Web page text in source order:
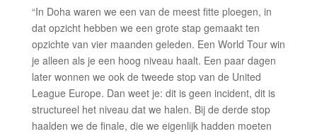
“In Doha waren we een van de meest fitte ploegen, in
dat opzicht hebben we een grote stap gemaakt ten
opzichte van vier maanden geleden. Een World Tour win
je alleen als je een hoog niveau haalt. Een paar dagen
later wonnen we ook de tweede stop van de United
League Europe. Dan weet je: dit is geen incident, dit is
structureel het niveau dat we halen. Bij de derde stop
haalden we de finale, die we eigenlijk hadden moeten